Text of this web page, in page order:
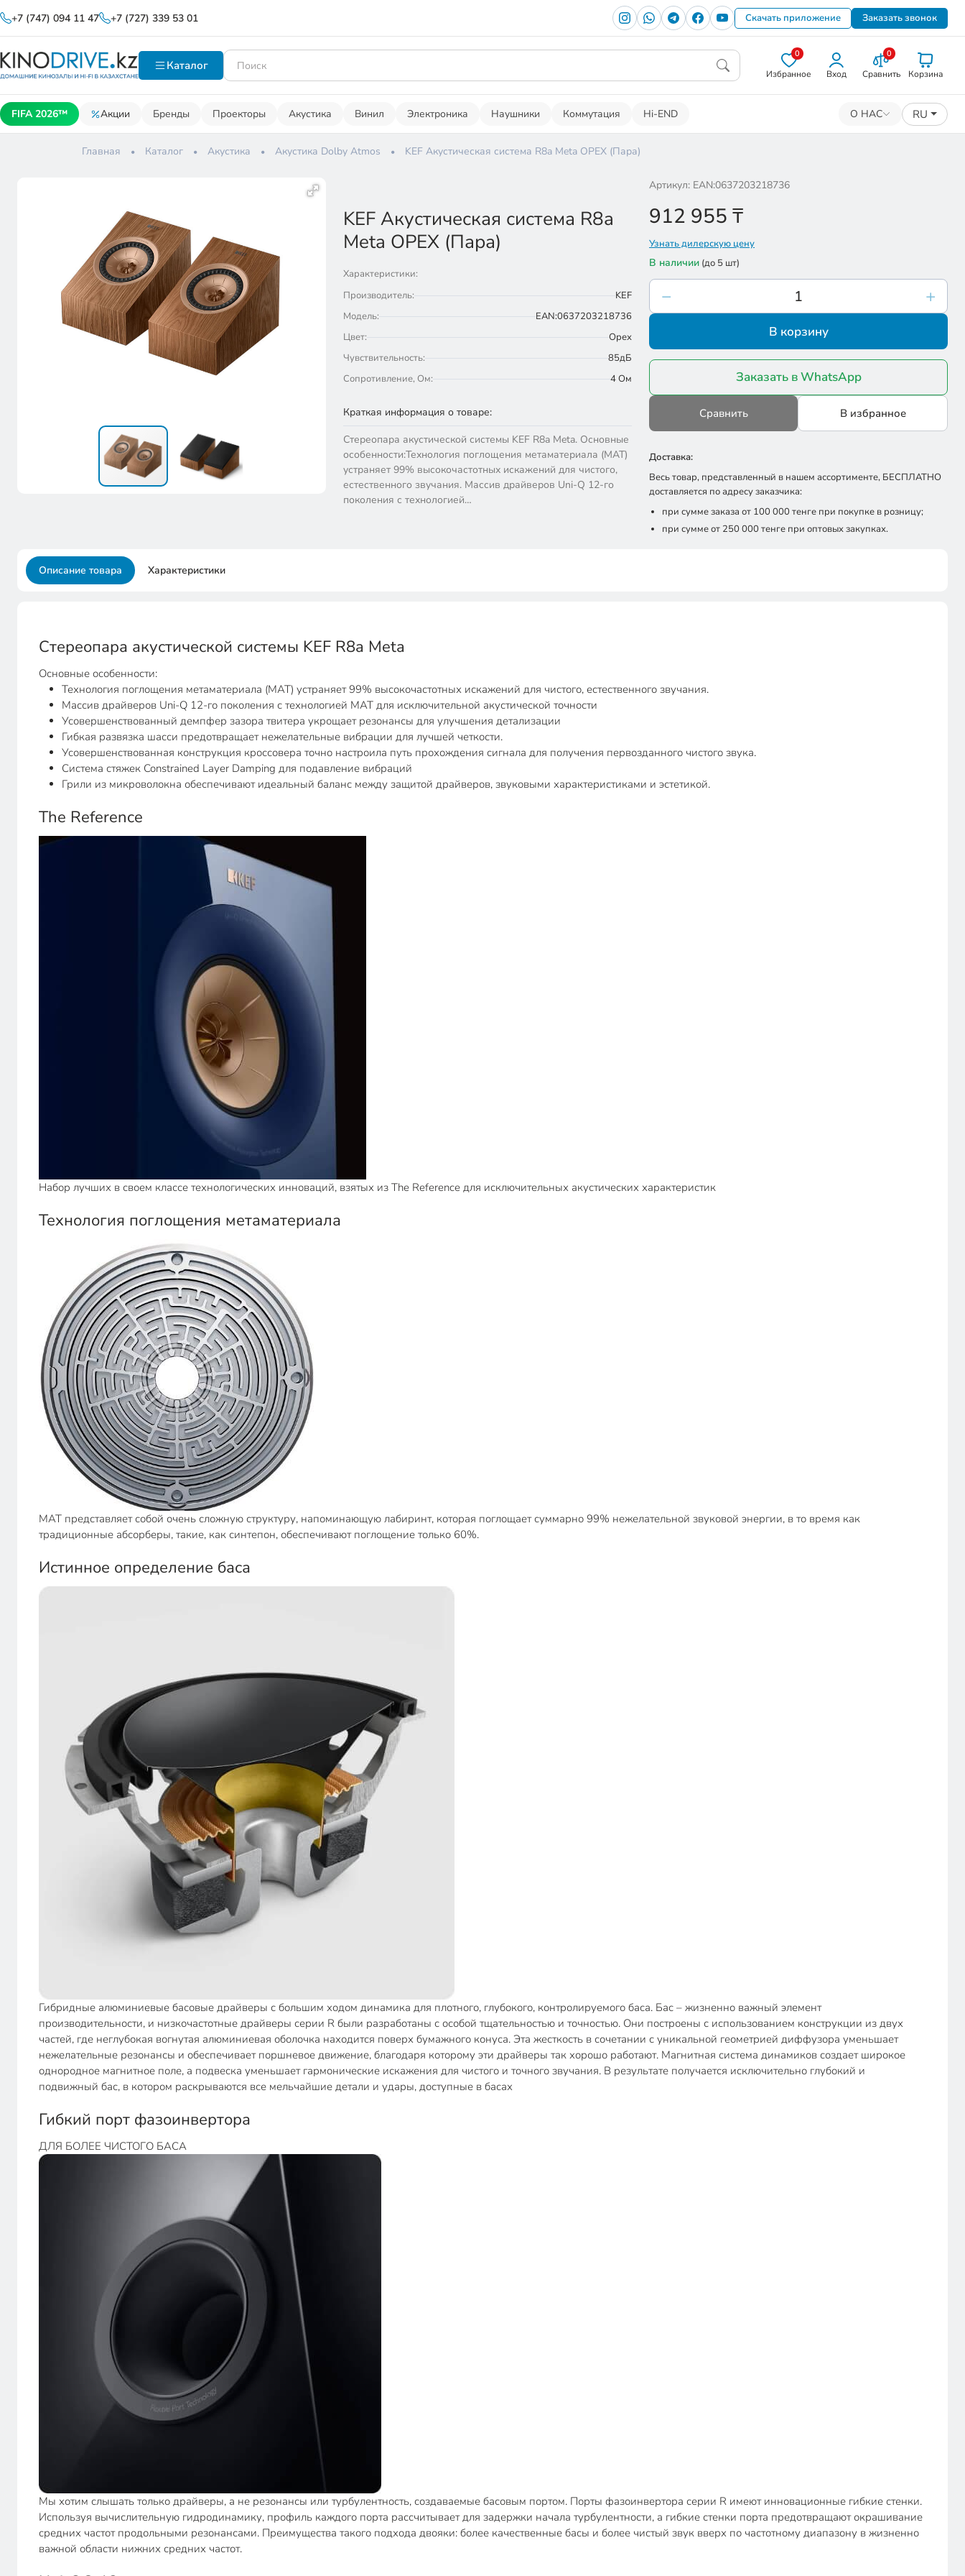
+7 (747) 094 11 47 +7 (727) 339 53 01 Скачать приложение Заказать звонок
Каталог
0
Избранное Вход
0
Сравнить Корзина
FIFA 2026™ Акции Бренды Проекторы Акустика Винил Электроника Наушники Коммутация Hi-END О НАС RU
Главная Каталог Акустика Акустика Dolby Atmos KEF Акустическая система R8a Meta ОРЕХ (Пара)
KEF Акустическая система R8a
Meta ОРЕХ (Пара)
Характеристики:
Производитель:
KEF
Модель:
EAN:0637203218736
Цвет:
Орех
Чувствительность:
85дБ
Сопротивление, Ом:
4 Ом
Краткая информация о товаре:
Стереопара акустической системы KEF R8a Meta. Основные
особенности:Технология поглощения метаматериала (MAT)
устраняет 99% высокочастотных искажений для чистого,
естественного звучания. Массив драйверов Uni-Q 12-го
поколения с технологией…
Артикул: EAN:0637203218736
912 955 ₸
Узнать дилерскую цену
В наличии (до 5 шт)
В корзину
Заказать в WhatsApp
Сравнить В избранное
Доставка:
Весь товар, представленный в нашем ассортименте, БЕСПЛАТНО
доставляется по адресу заказчика:
при сумме заказа от 100 000 тенге при покупке в розницу;
при сумме от 250 000 тенге при оптовых закупках.
Описание товара Характеристики
Стереопара акустической системы KEF R8a Meta
Основные особенности:
Технология поглощения метаматериала (MAT) устраняет 99% высокочастотных искажений для чистого, естественного звучания.
Массив драйверов Uni-Q 12-го поколения с технологией MAT для исключительной акустической точности
Усовершенствованный демпфер зазора твитера укрощает резонансы для улучшения детализации
Гибкая развязка шасси предотвращает нежелательные вибрации для лучшей четкости.
Усовершенствованная конструкция кроссовера точно настроила путь прохождения сигнала для получения первозданного чистого звука.
Система стяжек Constrained Layer Damping для подавление вибраций
Грили из микроволокна обеспечивают идеальный баланс между защитой драйверов, звуковыми характеристиками и эстетикой.
The Reference
Набор лучших в своем классе технологических инноваций, взятых из The Reference для исключительных акустических характеристик
Технология поглощения метаматериала
MAT представляет собой очень сложную структуру, напоминающую лабиринт, которая поглощает суммарно 99% нежелательной звуковой энергии, в то время как
традиционные абсорберы, такие, как синтепон, обеспечивают поглощение только 60%.
Истинное определение баса
Гибридные алюминиевые басовые драйверы с большим ходом динамика для плотного, глубокого, контролируемого баса. Бас – жизненно важный элемент
производительности, и низкочастотные драйверы серии R были разработаны с особой тщательностью и точностью. Они построены с использованием конструкции из двух
частей, где неглубокая вогнутая алюминиевая оболочка находится поверх бумажного конуса. Эта жесткость в сочетании с уникальной геометрией диффузора уменьшает
нежелательные резонансы и обеспечивает поршневое движение, благодаря которому эти драйверы так хорошо работают. Магнитная система динамиков создает широкое
однородное магнитное поле, а подвеска уменьшает гармонические искажения для чистого и точного звучания. В результате получается исключительно глубокий и
подвижный бас, в котором раскрываются все мельчайшие детали и удары, доступные в басах
Гибкий порт фазоинвертора
ДЛЯ БОЛЕЕ ЧИСТОГО БАСА
Мы хотим слышать только драйверы, а не резонансы или турбулентность, создаваемые басовым портом. Порты фазоинвертора серии R имеют инновационные гибкие стенки.
Используя вычислительную гидродинамику, профиль каждого порта рассчитывает для задержки начала турбулентности, а гибкие стенки порта предотвращают окрашивание
средних частот продольными резонансами. Преимущества такого подхода двояки: более качественные басы и более чистый звук вверх по частотному диапазону в жизненно
важной области нижних средних частот.